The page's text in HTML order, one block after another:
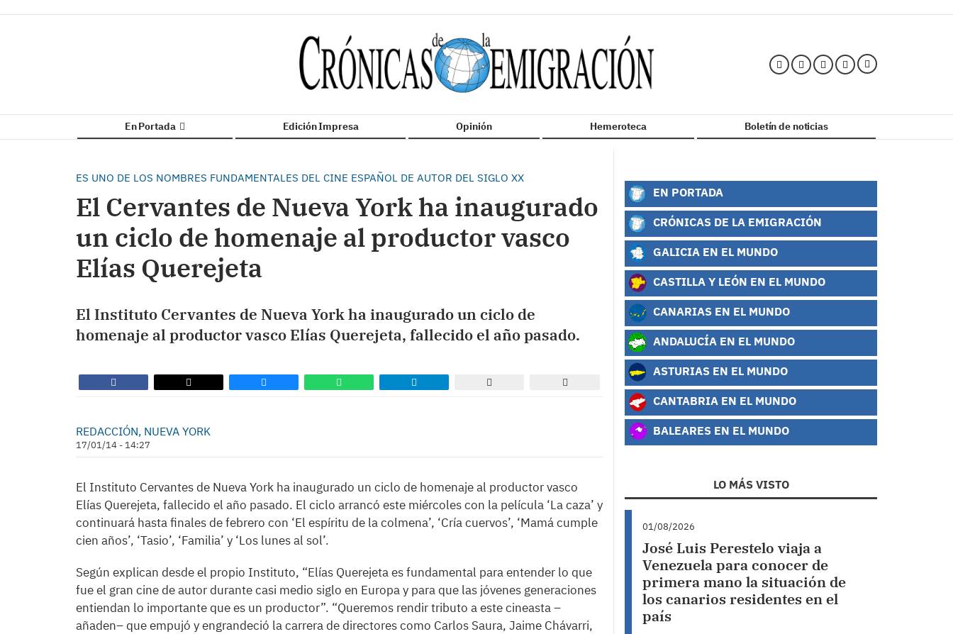
En Portada Edición Impresa Opinión Hemeroteca Boletín de noticias
ES UNO DE LOS NOMBRES FUNDAMENTALES DEL CINE ESPAÑOL DE AUTOR DEL SIGLO XX
El Cervantes de Nueva York ha inaugurado
un ciclo de homenaje al productor vasco
Elías Querejeta
El Instituto Cervantes de Nueva York ha inaugurado un ciclo de
homenaje al productor vasco Elías Querejeta, fallecido el año pasado.
REDACCIÓN, NUEVA YORK
17/01/14 - 14:27
El Instituto Cervantes de Nueva York ha inaugurado un ciclo de homenaje al productor vasco
Elías Querejeta, fallecido el año pasado. El ciclo arrancó este miércoles con la película ‘La caza’ y
continuará hasta finales de febrero con ‘El espíritu de la colmena’, ‘Cría cuervos’, ‘Mamá cumple
cien años’, ‘Tasio’, ‘Familia’ y ‘Los lunes al sol’.
Según explican desde el propio Instituto, “Elías Querejeta es fundamental para entender lo que
fue el gran cine de autor durante casi medio siglo en Europa y para que las jóvenes generaciones
entiendan lo importante que es un productor”. “Queremos rendir tributo a este cineasta –
añaden– que empujó y engrandeció la carrera de directores como Carlos Saura, Jaime Chávarri,
EN PORTADA
CRÓNICAS DE LA EMIGRACIÓN
GALICIA EN EL MUNDO
CASTILLA Y LEÓN EN EL MUNDO
CANARIAS EN EL MUNDO
ANDALUCÍA EN EL MUNDO
ASTURIAS EN EL MUNDO
CANTABRIA EN EL MUNDO
BALEARES EN EL MUNDO
LO MÁS VISTO
01/08/2026
José Luis Perestelo viaja a
Venezuela para conocer de
primera mano la situación de
los canarios residentes en el
país